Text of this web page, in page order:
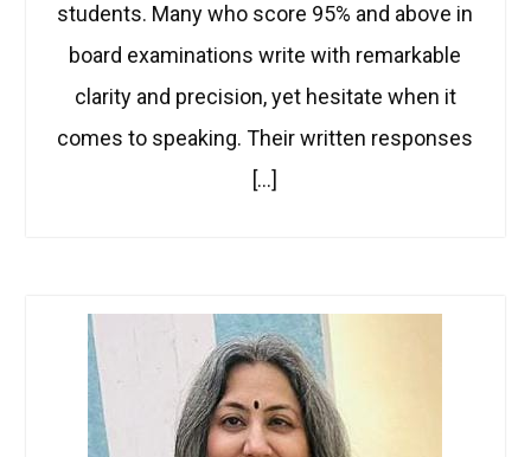
students. Many who score 95% and above in
board examinations write with remarkable
clarity and precision, yet hesitate when it
comes to speaking. Their written responses
[…]